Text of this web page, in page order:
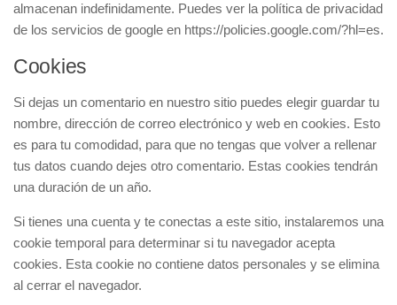
almacenan indefinidamente. Puedes ver la política de privacidad
de los servicios de google en https://policies.google.com/?hl=es.
Cookies
Si dejas un comentario en nuestro sitio puedes elegir guardar tu
nombre, dirección de correo electrónico y web en cookies. Esto
es para tu comodidad, para que no tengas que volver a rellenar
tus datos cuando dejes otro comentario. Estas cookies tendrán
una duración de un año.
Si tienes una cuenta y te conectas a este sitio, instalaremos una
cookie temporal para determinar si tu navegador acepta
cookies. Esta cookie no contiene datos personales y se elimina
al cerrar el navegador.